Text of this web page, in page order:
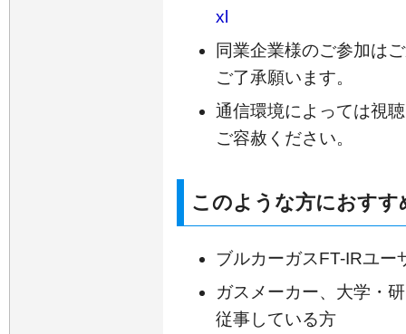
xl
同業企業様のご参加は
ご了承願います。
通信環境によっては視
ご容赦ください。
このような方におすす
ブルカーガスFT-IRユー
ガスメーカー、大学・
従事している方